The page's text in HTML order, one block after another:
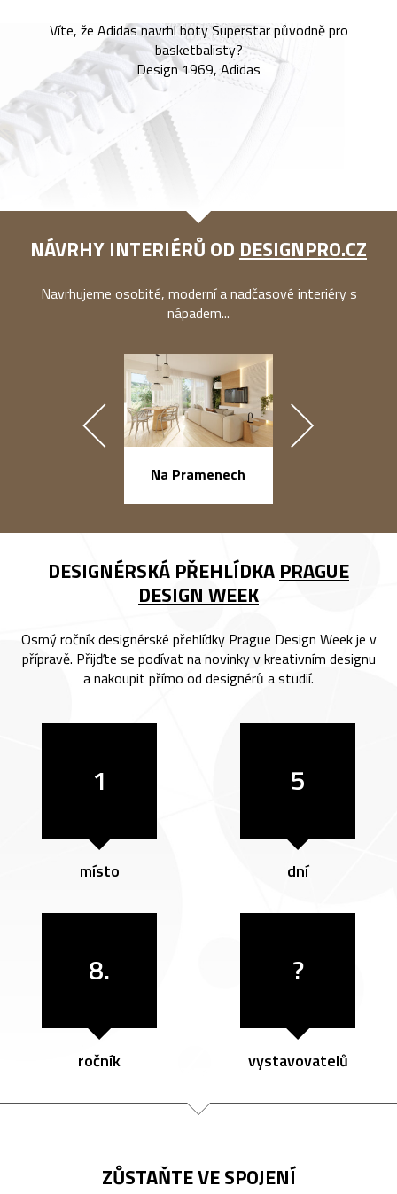
Víte, že Adidas navrhl boty Superstar původně pro
basketbalisty?
Design 1969, Adidas
NÁVRHY INTERIÉRŮ OD DESIGNPRO.CZ
Navrhujeme osobité, moderní a nadčasové interiéry s
nápadem...
Na Pramenech
DESIGNÉRSKÁ PŘEHLÍDKA PRAGUE
DESIGN WEEK
Osmý ročník designérské přehlídky Prague Design Week je v
přípravě. Přijďte se podívat na novinky v kreativním designu
a nakoupit přímo od designérů a studií.
1
místo
5
dní
8.
ročník
?
vystavovatelů
ZŮSTAŇTE VE SPOJENÍ